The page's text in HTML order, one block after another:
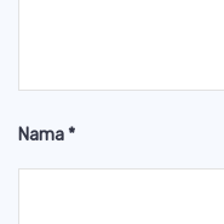
Nama*